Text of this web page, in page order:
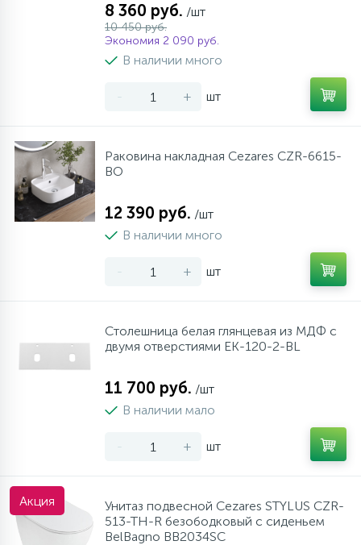
8 360 руб. /шт
10 450 руб.
Экономия 2 090 руб.
В наличии много
- + шт
Раковина накладная Cezares CZR-6615-
BO
12 390 руб. /шт
В наличии много
- + шт
Столешница белая глянцевая из МДФ с
двумя отверстиями EK-120-2-BL
11 700 руб. /шт
В наличии мало
- + шт
Акция
Унитаз подвесной Cezares STYLUS CZR-
513-TH-R безободковый с сиденьем
BelBagno BB2034SC